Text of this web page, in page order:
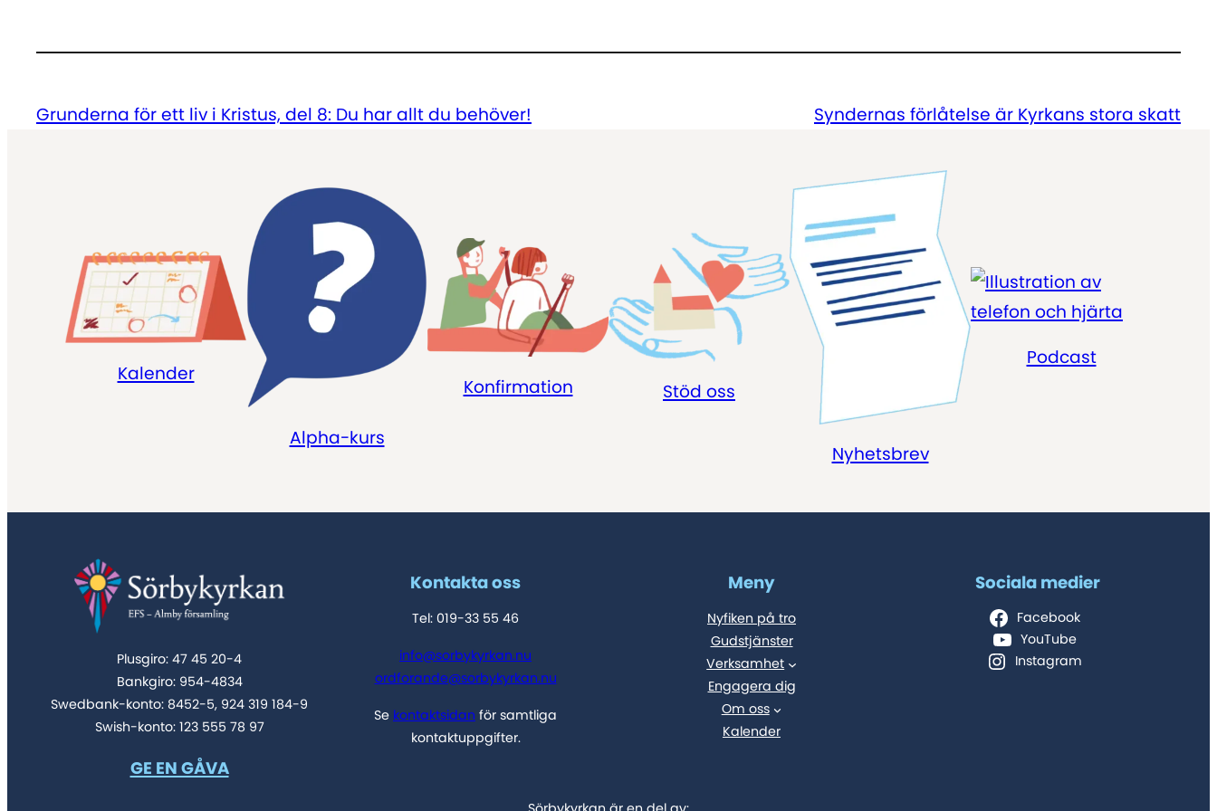
volymen.
Grunderna för ett liv i Kristus, del 8: Du har allt du behöver! Syndernas förlåtelse är Kyrkans stora skatt
Kalender
Alpha-kurs
Konfirmation Stöd oss
Nyhetsbrev
Podcast
Plusgiro: 47 45 20-4
Bankgiro: 954-4834
Swedbank-konto: 8452-5, 924 319 184-9
Swish-konto: 123 555 78 97
GE EN GÅVA
Kontakta oss
Tel: 019-33 55 46
info@sorbykyrkan.nu
ordforande@sorbykyrkan.nu
Se kontaktsidan för samtliga
kontaktuppgifter.
Meny
Nyfiken på tro
Gudstjänster
Verksamhet
Engagera dig
Om oss
Kalender
Sociala medier
Facebook
YouTube
Instagram